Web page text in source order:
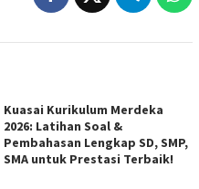
Kuasai Kurikulum Merdeka
2026: Latihan Soal &
Pembahasan Lengkap SD, SMP,
SMA untuk Prestasi Terbaik!